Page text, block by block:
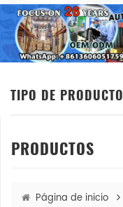
TIPO DE PRODUCTO
PRODUCTOS
Página de inicio